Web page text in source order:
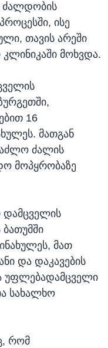
ძალდობის
ისე
თავის არეში
კლინიკაში მოხვდა.
16
მათგან
ძალის
მოპყრობაზე
დამცველის
მათ
და დაკავების
უფლებადამცველი
სახალხო
რომ